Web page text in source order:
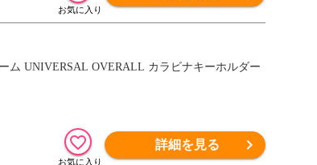
ム UNIVERSAL OVERALL カラビナキーホルダー
詳細を見る